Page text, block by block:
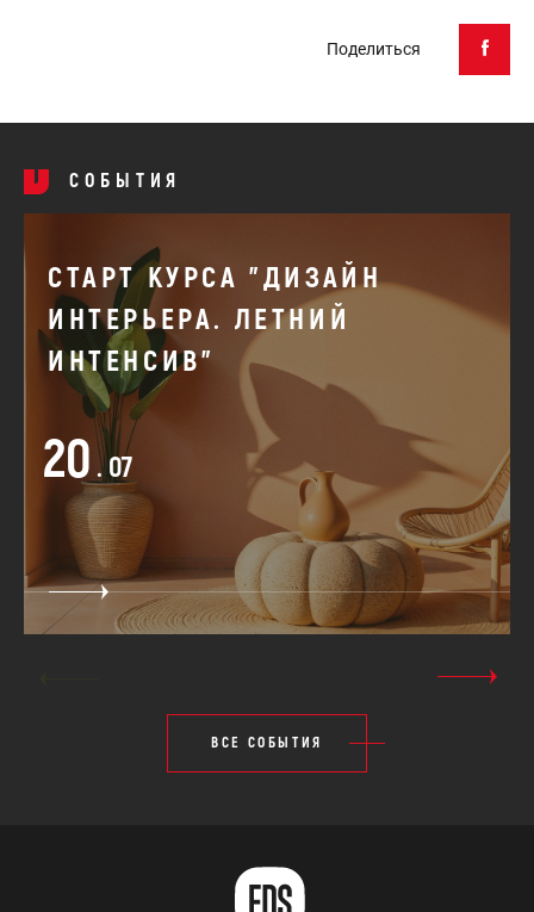
Поделиться
СОБЫТИЯ
СТАРТ КУРСА "ДИЗАЙН
ИНТЕРЬЕРА. ЛЕТНИЙ
ИНТЕНСИВ"
20 . 07
ВСЕ СОБЫТИЯ